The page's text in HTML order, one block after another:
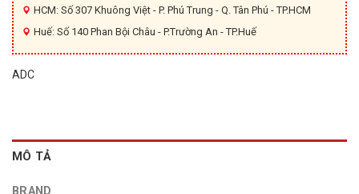
HCM: Số 307 Khuông Việt - P. Phú Trung - Q. Tân Phú - TP.HCM
Huế: Số 140 Phan Bội Châu - P.Trường An - TP.Huế
ADC
MÔ TẢ